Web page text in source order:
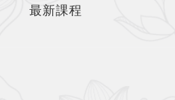
最新課程